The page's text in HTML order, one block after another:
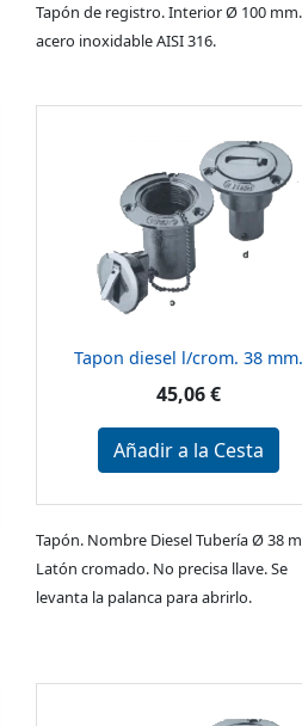
Tapón de registro. Interior Ø 100
acero inoxidable AISI 316.
Tapon diesel l/crom. 38 mm.
45,06 €
Añadir a la Cesta
Tapón. Nombre Diesel Tubería Ø 38
Latón cromado. No precisa llave. Se
levanta la palanca para abrirlo.